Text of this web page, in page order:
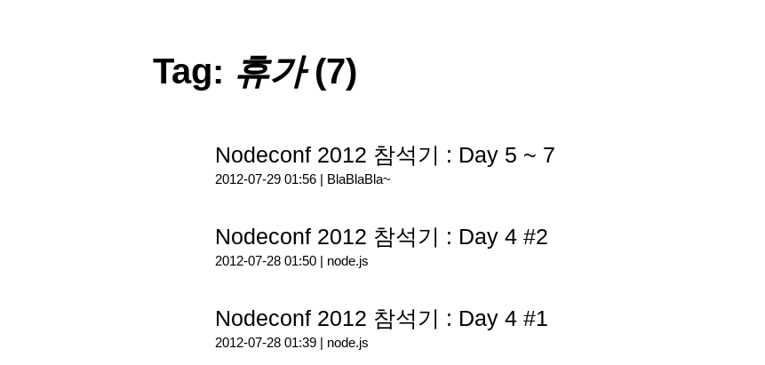
Tag: 휴가(7)
Nodeconf 2012 참석기 : Day 5 ~ 7
2012-07-29 01:56 | BlaBlaBla~
Nodeconf 2012 참석기 : Day 4 #2
2012-07-28 01:50 | node.js
Nodeconf 2012 참석기 : Day 4 #1
2012-07-28 01:39 | node.js